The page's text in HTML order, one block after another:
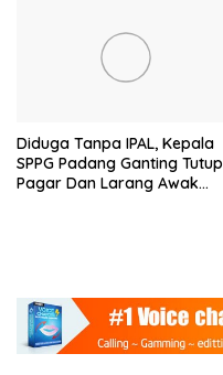
Diduga Tanpa IPAL, Kepala
SPPG Padang Ganting Tutup
Pagar Dan Larang Awak